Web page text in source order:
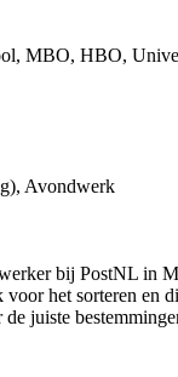
MBO, HBO,
Avondwerk
bij PostNL in
het sorteren en
de juiste